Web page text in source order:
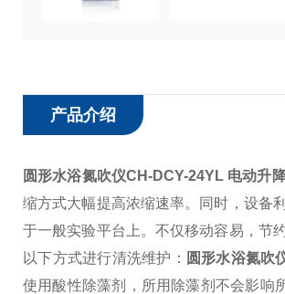
产品介绍
圆形水浴氮吹仪CH-DCY-24YL 电动升
缩方式大幅提高浓缩速率。同时，设备
于一般实验平台上。不仅移动容易，节
以下方式进行清洗维护： 圆形水浴氮吹
使用酸性除藻剂，所用除藻剂不会影响